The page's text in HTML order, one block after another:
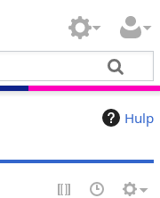
Hulp